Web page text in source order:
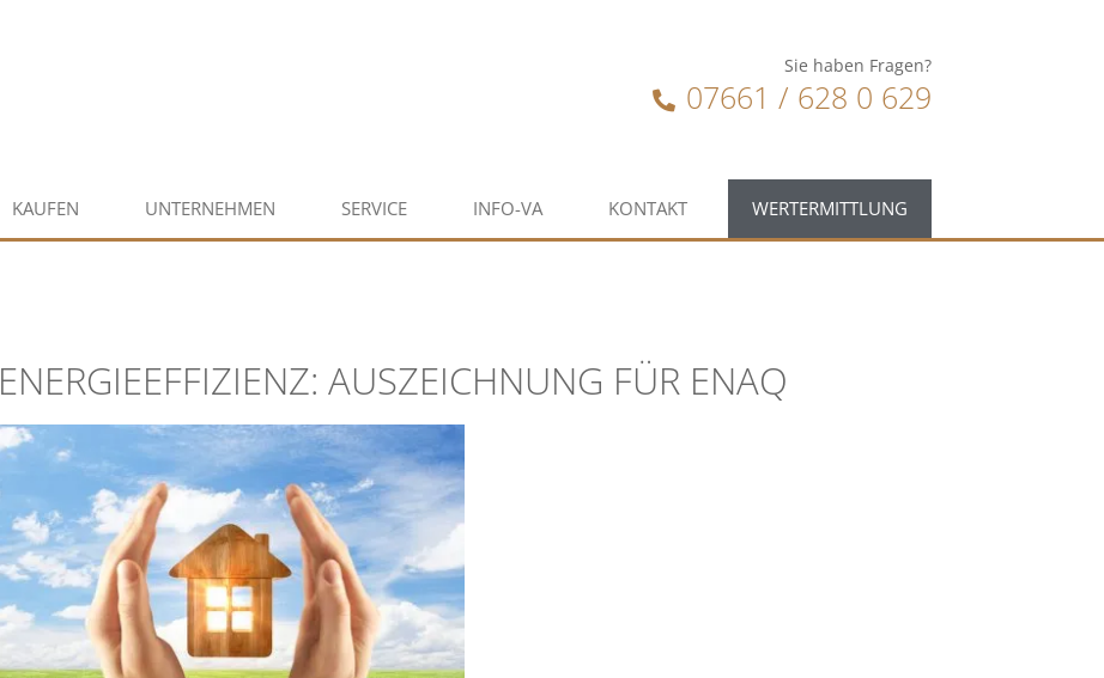
Sie haben Fragen?
07661 / 628 0 629
KAUFEN UNTERNEHMEN SERVICE INFO-VA KONTAKT WERTERMITTLUNG
ENERGIEEFFIZIENZ: AUSZEICHNUNG FÜR ENAQ